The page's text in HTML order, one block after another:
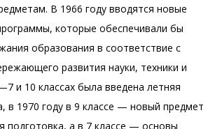
В 1966 году вводятся новые
которые обеспечивали бы
образования в соответствие с
развития науки, техники и
и 10 классах была введена летняя
в 1970 году в 9 классе — новый предмет
подготовка, а в 7 классе — основы